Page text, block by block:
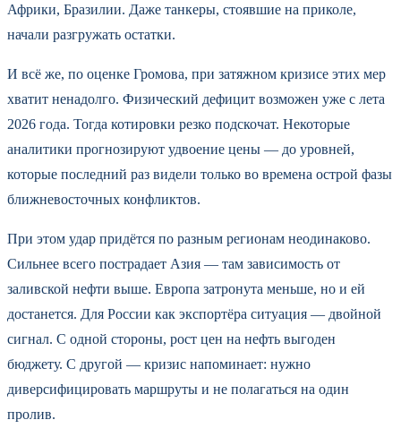
Африки, Бразилии. Даже танкеры, стоявшие на приколе,
начали разгружать остатки.
И всё же, по оценке Громова, при затяжном кризисе этих мер
хватит ненадолго. Физический дефицит возможен уже с лета
2026 года. Тогда котировки резко подскочат. Некоторые
аналитики прогнозируют удвоение цены — до уровней,
которые последний раз видели только во времена острой фазы
ближневосточных конфликтов.
При этом удар придётся по разным регионам неодинаково.
Сильнее всего пострадает Азия — там зависимость от
заливской нефти выше. Европа затронута меньше, но и ей
достанется. Для России как экспортёра ситуация — двойной
сигнал. С одной стороны, рост цен на нефть выгоден
бюджету. С другой — кризис напоминает: нужно
диверсифицировать маршруты и не полагаться на один
пролив.